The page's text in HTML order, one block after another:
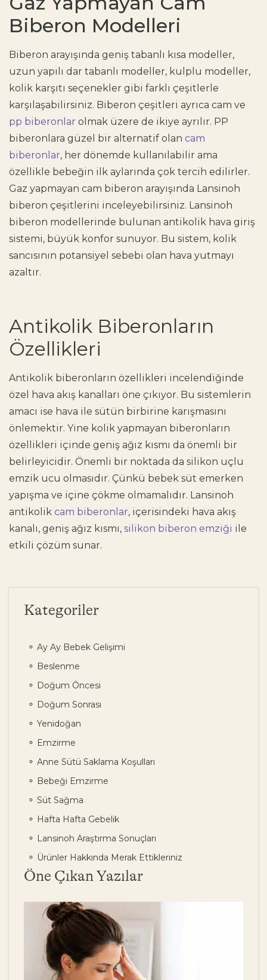
Biberon Modelleri
Biberon arayışında geniş tabanlı kısa modeller,
uzun yapılı dar tabanlı modeller, kulplu modeller,
kolik karşıtı seçenekler gibi farklı çeşitlerle
karşılaşabilirsiniz. Biberon çeşitleri ayrıca cam ve
pp biberonlar olmak üzere de ikiye ayrılır. PP
biberonlara güzel bir alternatif olan cam
biberonlar, her dönemde kullanılabilir ama
özellikle bebeğin ilk aylarında çok tercih edilirler.
Gaz yapmayan cam biberon arayışında Lansinoh
biberon çeşitlerini inceleyebilirsiniz. Lansinoh
biberon modellerinde bulunan ​​antikolik hava giriş
sistemi, büyük konfor sunuyor. Bu sistem, kolik
sancısının potansiyel sebebi olan hava yutmayı
azaltır.
Antikolik Biberonların
Özellikleri
Antikolik biberonların özellikleri incelendiğinde
özel hava akış kanalları öne çıkıyor. Bu sistemlerin
amacı ise hava ile sütün birbirine karışmasını
önlemektir. Yine kolik yapmayan biberonların
özellikleri içinde geniş ağız kısmı da önemli bir
belirleyicidir. Önemli bir noktada da silikon uçlu
emzik ucu olmasıdır. Çünkü bebek süt emerken
yapışma ve içine çökme olmamalıdır. Lansinoh
antikolik cam biberonlar, içerisindeki hava akış
kanalı, geniş ağız kısmı, silikon biberon emziği ile
etkili çözüm sunar.
Kategoriler
Ay Ay Bebek Gelişimi
Beslenme
Doğum Öncesi
Doğum Sonrası
Yenidoğan
Emzirme
Anne Sütü Saklama Koşulları
Bebeği Emzirme
Süt Sağma
Hafta Hafta Gebelik
Lansinoh Araştırma Sonuçları
Ürünler Hakkında Merak Ettikleriniz
Öne Çıkan Yazılar